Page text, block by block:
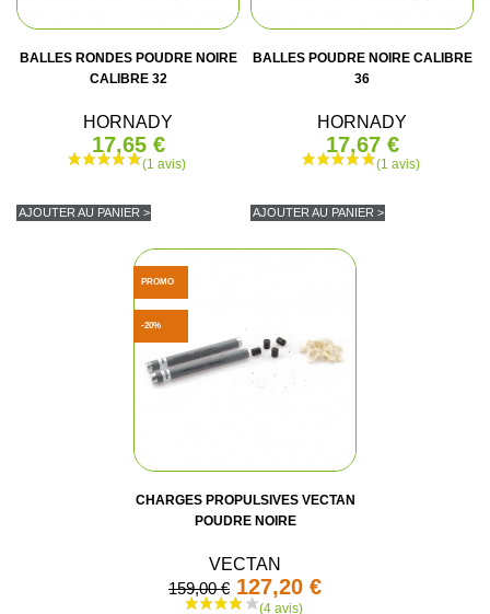
BALLES RONDES POUDRE NOIRE
CALIBRE 32
HORNADY
17,65 €
AJOUTER AU PANIER >
BALLES POUDRE NOIRE CALIBRE
36
HORNADY
17,67 €
AJOUTER AU PANIER >
CHARGES PROPULSIVES VECTAN
POUDRE NOIRE
VECTAN
159,00 € 127,20 €
PROMO
-20%